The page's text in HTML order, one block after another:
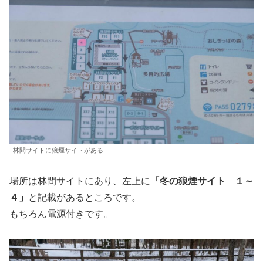
林間サイトに狼煙サイトがある
場所は林間サイトにあり、左上に
「冬の狼煙サイト １～
４」
と記載があるところです。
もちろん電源付きです。